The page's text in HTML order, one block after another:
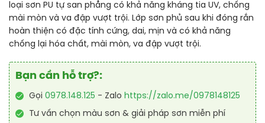
loại sơn PU tự san phẳng có khả năng kháng tia UV, chống
mài mòn và va đập vượt trội. Lớp sơn phủ sau khi đóng rắn
hoàn thiện có đặc tính cứng, dai, mịn và có khả năng
chống lại hóa chất, mài mòn, va đập vượt trội.
Bạn cần hỗ trợ?:
Gọi 0978.148.125 - Zalo https://zalo.me/0978148125
Tư vấn chọn màu sơn & giải pháp sơn miễn phí